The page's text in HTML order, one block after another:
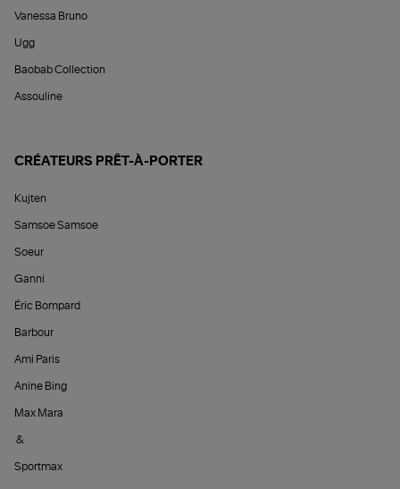
Vanessa Bruno
Ugg
Baobab Collection
Assouline
CRÉATEURS PRÊT-À-PORTER
Kujten
Samsoe Samsoe
Soeur
Ganni
Éric Bompard
Barbour
Ami Paris
Anine Bing
Max Mara
&
Sportmax